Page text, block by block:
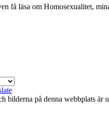
få läsa om Homosexualitet,
bilderna på denna webbplats